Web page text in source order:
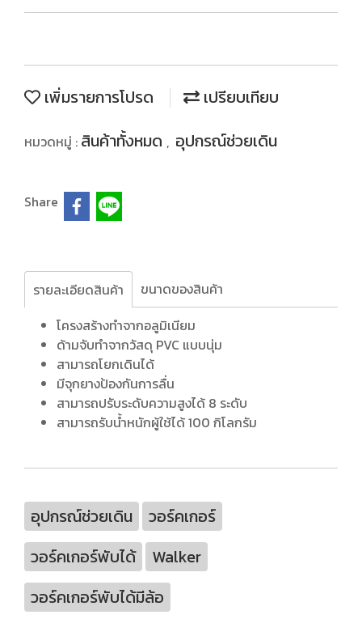
เพิ่มรายการโปรด เปรียบเทียบ
หมวดหมู่ : สินค้าทั้งหมด , อุปกรณ์ช่วยเดิน
Share
รายละเอียดสินค้า
ขนาดของสินค้า
โครงสร้างทำจากอลูมิเนียม
ด้ามจับทำจากวัสดุ PVC แบบนุ่ม
สามารถโยกเดินได้
มีจุกยางป้องกันการลื่น
สามารถปรับระดับความสูงได้ 8 ระดับ
สามารถรับน้ำหนักผู้ใช้ได้ 100 กิโลกรัม
อุปกรณ์ช่วยเดิน
วอร์คเกอร์
วอร์คเกอร์พับได้
Walker
วอร์คเกอร์พับได้มีล้อ